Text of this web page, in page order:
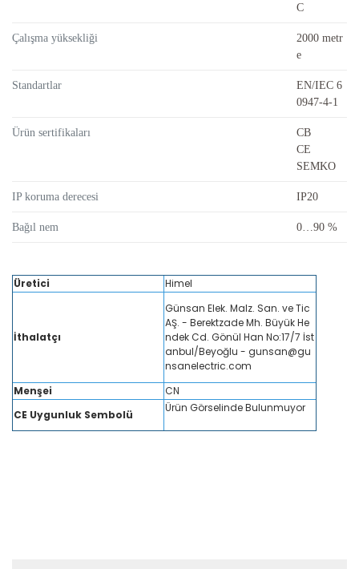
C
Çalışma yüksekliği
2000 metr
e
Standartlar
EN/IEC 6
0947-4-1
Ürün sertifikaları
CB
CE
SEMKO
IP koruma derecesi IP20
Bağıl nem 0…90 %
Üretici Himel
İthalatçı
Günsan Elek. Malz. San. ve Tic
AŞ. - Berektzade Mh. Büyük He
ndek Cd. Gönül Han No:17/7 İst
anbul/Beyoğlu - gunsan@gu
nsanelectric.com
Menşei
CN
CE Uygunluk Sembolü
Ürün Görselinde Bulunmuyor